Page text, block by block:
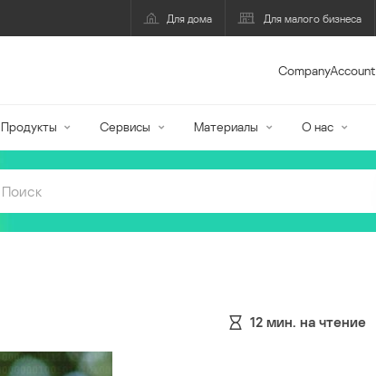
Для дома Для малого бизнеса
CompanyAccount
Продукты Сервисы Материалы О нас
12 мин. на чтение